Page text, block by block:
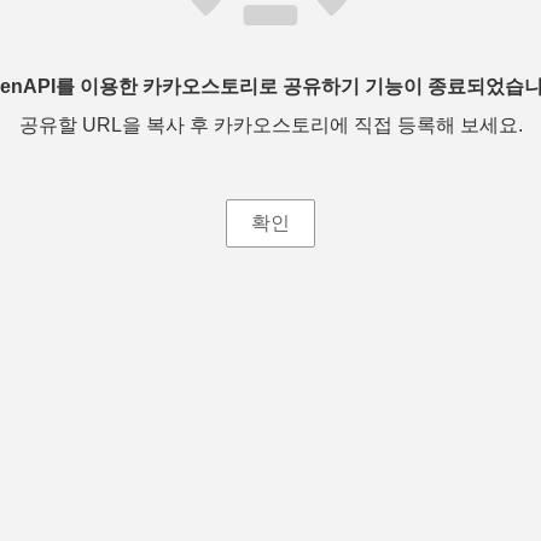
를 이용한 카카오스토리로 공유하기 기능이 종료되었습
공유할 URL을 복사 후 카카오스토리에 직접 등록해 보세요.
확인